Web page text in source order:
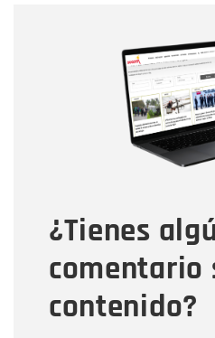
¿Tienes
comentario
contenido?
Correo electrónico
Tipo de comentario
Mensaje